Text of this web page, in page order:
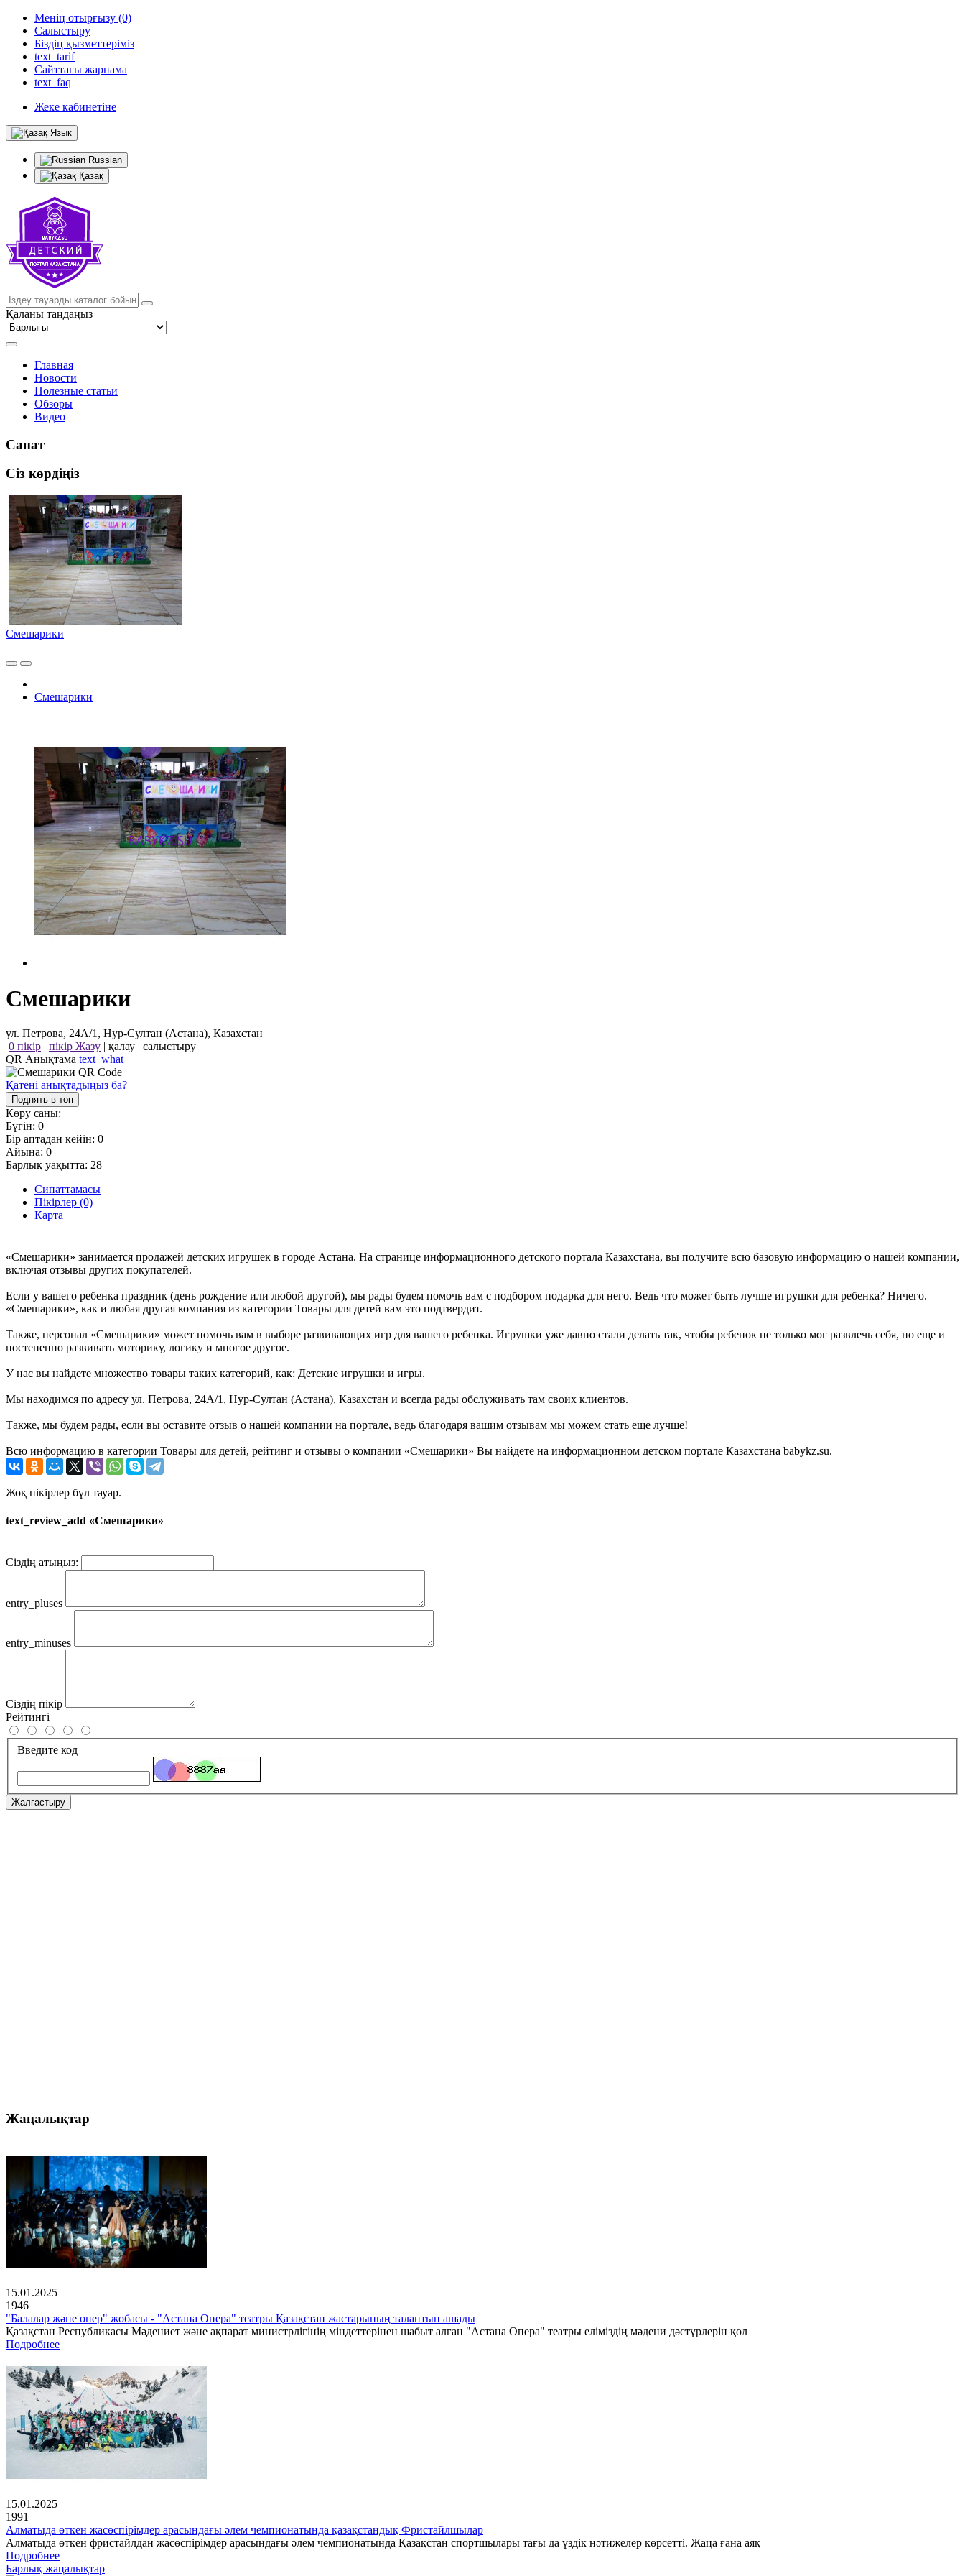
Менің отырғызу (0)
Салыстыру
Біздің қызметтеріміз
text_tarif
Сайттағы жарнама
text_faq
Жеке кабинетіне
Язык
Russian
Қазақ
Қаланы таңдаңыз
Главная
Новости
Полезные статьи
Обзоры
Видео
Санат
Сіз көрдіңіз
Смешарики
Смешарики
Смешарики
ул. Петрова, 24А/1, Нур-Султан (Астана), Казахстан
0 пікір | пікір Жазу | қалау | салыстыру
QR Анықтама text_what
Қатені анықтадыңыз ба?
Поднять в топ
Көру саны:
Бүгін: 0
Бір аптадан кейін: 0
Айына: 0
Барлық уақытта: 28
Сипаттамасы
Пікірлер (0)
Карта
«Смешарики» занимается продажей детских игрушек в городе Астана. На странице информационного детского портала Казахстана, вы получите всю базовую информацию о нашей компании,
включая отзывы других покупателей.
Если у вашего ребенка праздник (день рождение или любой другой), мы рады будем помочь вам с подбором подарка для него. Ведь что может быть лучше игрушки для ребенка? Ничего.
«Смешарики», как и любая другая компания из категории Товары для детей вам это подтвердит.
Также, персонал «Смешарики» может помочь вам в выборе развивающих игр для вашего ребенка. Игрушки уже давно стали делать так, чтобы ребенок не только мог развлечь себя, но еще и
постепенно развивать моторику, логику и многое другое.
У нас вы найдете множество товары таких категорий, как: Детские игрушки и игры.
Мы находимся по адресу ул. Петрова, 24А/1, Нур-Султан (Астана), Казахстан и всегда рады обслуживать там своих клиентов.
Также, мы будем рады, если вы оставите отзыв о нашей компании на портале, ведь благодаря вашим отзывам мы можем стать еще лучше!
Всю информацию в категории Товары для детей, рейтинг и отзывы о компании «Смешарики» Вы найдете на информационном детском портале Казахстана babykz.su.
Жоқ пікірлер бұл тауар.
text_review_add «Смешарики»
Сіздің атыңыз:
entry_pluses
entry_minuses
Сіздің пікір
Рейтингі
Введите код
Жалғастыру
Жаңалықтар
15.01.2025
1946
"Балалар және өнер" жобасы - "Астана Опера" театры Қазақстан жастарының талантын ашады
Қазақстан Республикасы Мәдениет және ақпарат министрлігінің міндеттерінен шабыт алған "Астана Опера" театры еліміздің мәдени дәстүрлерін қол
Подробнее
15.01.2025
1991
Алматыда өткен жасөспірімдер арасындағы әлем чемпионатында қазақстандық Фристайлшылар
Алматыда өткен фристайлдан жасөспірімдер арасындағы әлем чемпионатында Қазақстан спортшылары тағы да үздік нәтижелер көрсетті. Жаңа ғана аяқ
Подробнее
Барлық жаңалықтар